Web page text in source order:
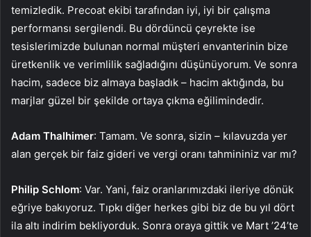
temizledik. Precoat ekibi tarafından iyi, iyi bir çalışma
performansı sergilendi. Bu dördüncü çeyrekte ise
tesislerimizde bulunan normal müşteri envanterinin bize
üretkenlik ve verimlilik sağladığını düşünüyorum. Ve sonra
hacim, sadece biz almaya başladık – hacim aktığında, bu
marjlar güzel bir şekilde ortaya çıkma eğilimindedir.
Adam Thalhimer: Tamam. Ve sonra, sizin – kılavuzda yer
alan gerçek bir faiz gideri ve vergi oranı tahmininiz var mı?
Philip Schlom: Var. Yani, faiz oranlarımızdaki ileriye dönük
eğriye bakıyoruz. Tıpkı diğer herkes gibi biz de bu yıl dört
ila altı indirim bekliyorduk. Sonra oraya gittik ve Mart ’24’te